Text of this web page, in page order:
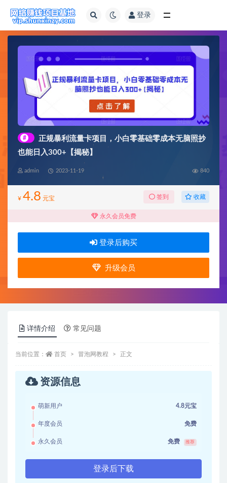
登录
#
正规暴利流量卡项目，小白零基础零成本无脑照抄
也能日入300+【揭秘】
admin 2023-11-19 840
¥ 4.8 元宝 签到 收藏
永久会员免费
登录后购买
升级会员
详情介绍 常见问题
当前位置： 首页 冒泡网教程 正文
资源信息
萌新用户 4.8元宝
年度会员 免费
永久会员 免费 推荐
登录后下载